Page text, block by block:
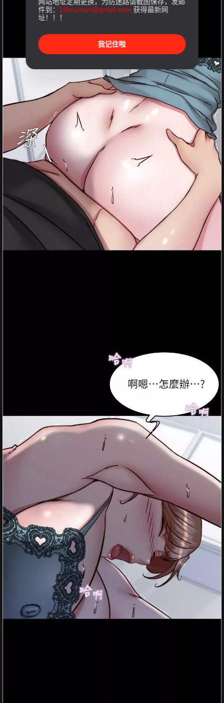
件到： 18rouman@gmail.com 获得最新网
址！！！
我记住啦